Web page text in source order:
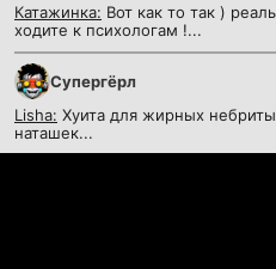
Катажинка: Вот как то так )
ходите к психологам !...
Супергёрл
Lisha: Хуита для жирных
наташек...